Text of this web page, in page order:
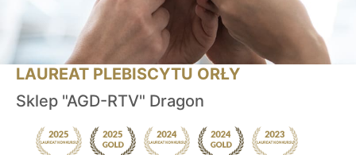
LAUREAT PLEBISCYTU ORŁY
Sklep "AGD-RTV" Dragon